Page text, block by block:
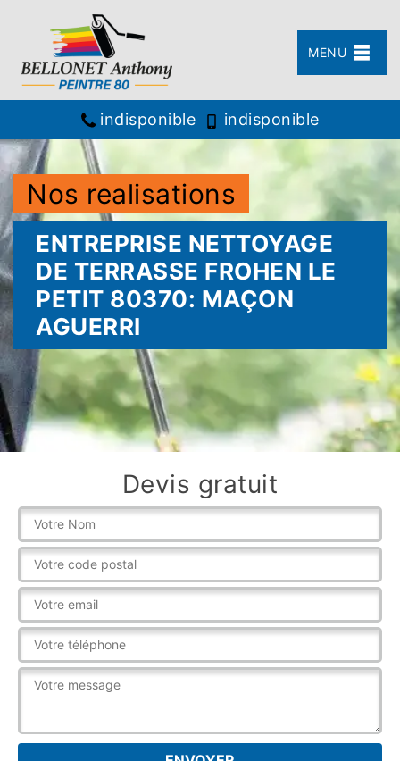
MENU
indisponible indisponible
Nos realisations
ENTREPRISE NETTOYAGE
DE TERRASSE FROHEN LE
PETIT 80370: MAÇON
AGUERRI
Devis gratuit